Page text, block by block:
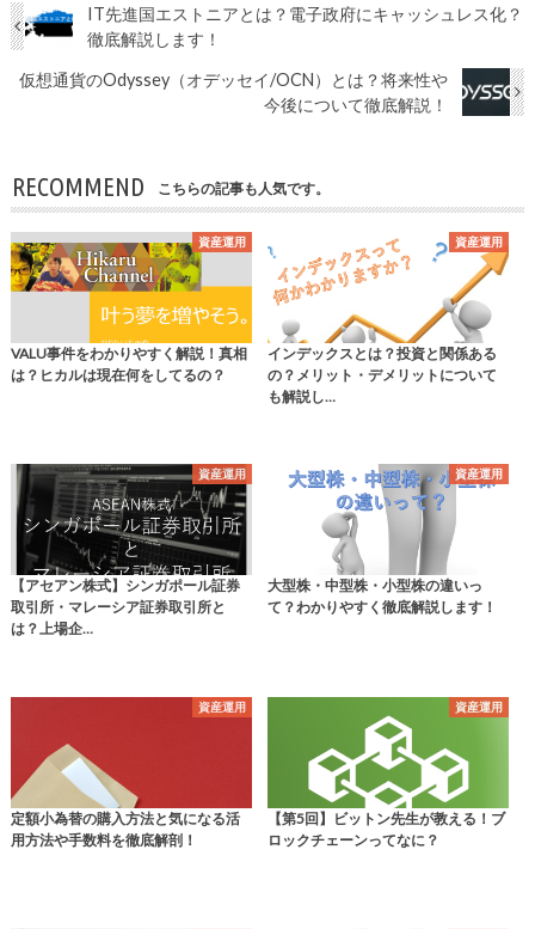
IT先進国エストニアとは？電子政府にキャッシュレス化？
徹底解説します！
仮想通貨のOdyssey（オデッセイ/OCN）とは？将来性や
今後について徹底解説！
RECOMMEND こちらの記事も人気です。
資産運用
VALU事件をわかりやすく解説！真相
は？ヒカルは現在何をしてるの？
資産運用
インデックスとは？投資と関係ある
の？メリット・デメリットについて
も解説し…
資産運用
【アセアン株式】シンガポール証券
取引所・マレーシア証券取引所と
は？上場企…
資産運用
大型株・中型株・小型株の違いっ
て？わかりやすく徹底解説します！
資産運用
定額小為替の購入方法と気になる活
用方法や手数料を徹底解剖！
資産運用
【第5回】ビットン先生が教える！ブ
ロックチェーンってなに？